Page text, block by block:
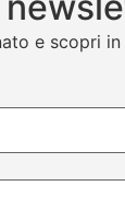
e scopri